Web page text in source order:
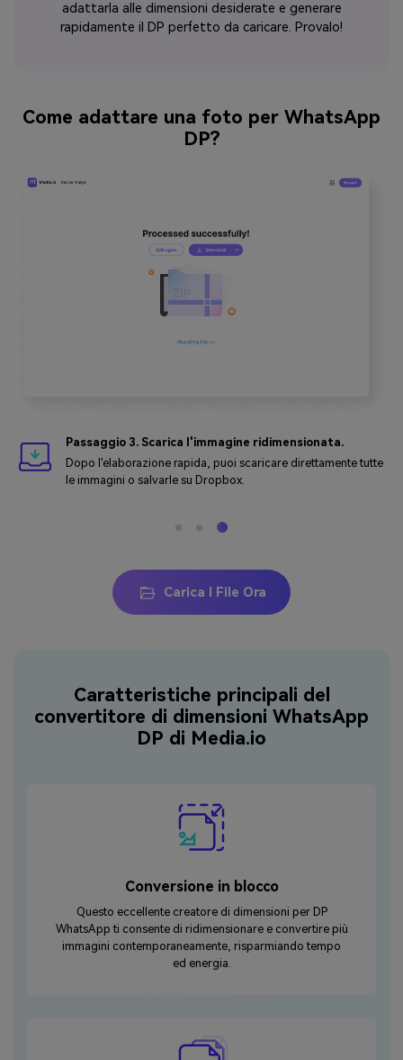
adattarla alle dimensioni desiderate e generare
rapidamente il DP perfetto da caricare. Provalo!
Come adattare una foto per WhatsApp
DP?
Passaggio 3. Scarica l'immagine ridimensionata.
Dopo l'elaborazione rapida, puoi scaricare direttamente tutte
le immagini o salvarle su Dropbox.
Carica I File Ora
Caratteristiche principali del
convertitore di dimensioni WhatsApp
DP di Media.io
Conversione in blocco
Questo eccellente creatore di dimensioni per DP
WhatsApp ti consente di ridimensionare e convertire più
immagini contemporaneamente, risparmiando tempo
ed energia.